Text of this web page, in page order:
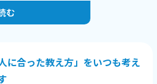
む
に合った教え方」をいつも考え